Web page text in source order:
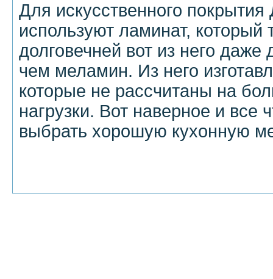
Для искусственного
используют ламинат, который
долговечней вот из него
чем меламин. Из него
которые не рассчитаны на
нагрузки. Вот наверное и все
выбрать хорошую кухонную